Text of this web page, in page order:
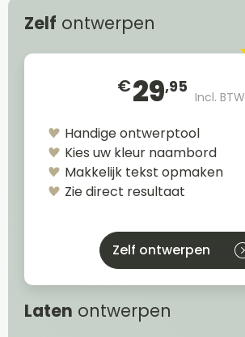
Zelf ontwerpen
€29,95
Incl. BTW
Handige ontwerptool
Kies uw kleur naambord
Makkelijk tekst opmaken
Zie direct resultaat
Zelf ontwerpen
Laten ontwerpen